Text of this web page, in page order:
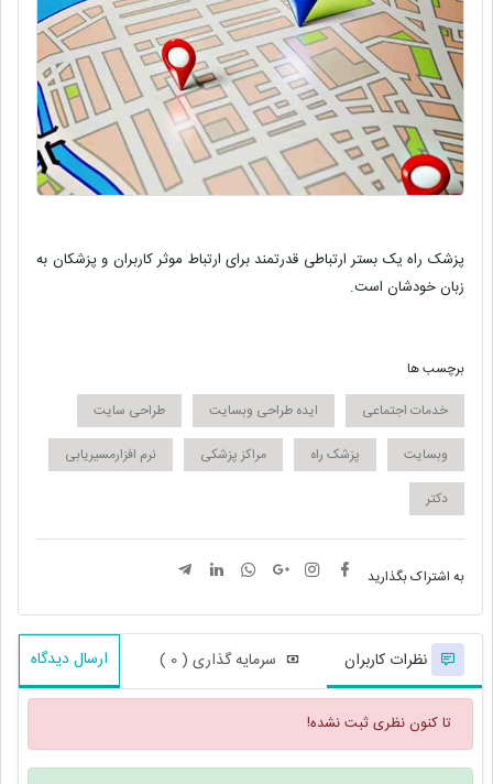
پزشک راه یک بستر ارتباطی قدرتمند برای ارتباط موثر کاربران و پزشکان به
زبان خودشان است.
برچسب ها
خدمات اجتماعی
ایده طراحی وبسایت
طراحی سایت
وبسایت
پزشک راه مراکز پزشکی
نرم افزارمسیریابی
دکتر
به اشتراک بگذارید
نظرات کاربران سرمایه گذاری ( 0 ) ارسال دیدگاه
تا کنون نظری ثبت نشده!